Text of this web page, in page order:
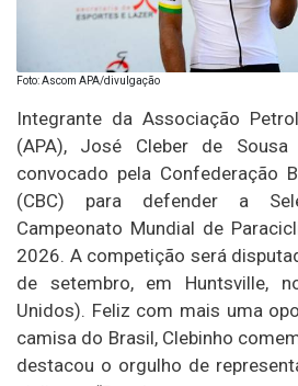
Foto: Ascom APA/divulgação
Integrante da Associação
(APA), José Cleber de
convocado pela Confederação
(CBC) para defender a
Campeonato Mundial de
2026. A competição será
de setembro, em Huntsville,
Unidos). Feliz com mais uma
camisa do Brasil, Clebinho
destacou o orgulho de